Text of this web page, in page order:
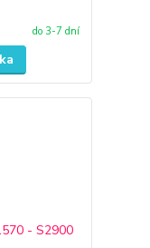
do 3-7 dní